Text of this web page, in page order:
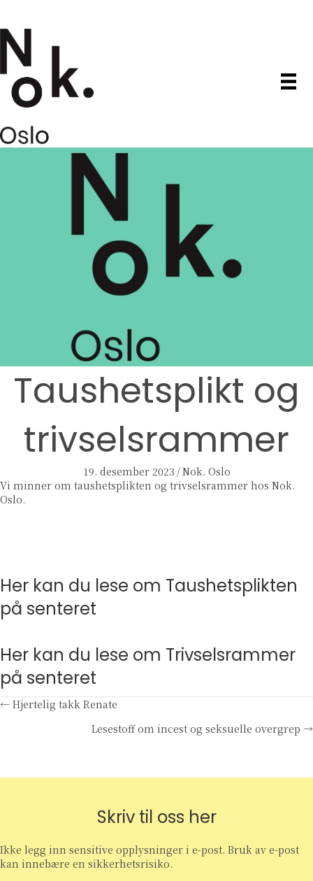
Taushetsplikt og
trivselsrammer
19. desember 2023 /Nok. Oslo
Vi minner om taushetsplikten og trivselsrammer hos Nok.
Oslo.
Her kan du lese om Taushetsplikten
på senteret
Her kan du lese om Trivselsrammer
på senteret
Posts
navigation
← Hjertelig takk Renate
Lesestoff om incest og seksuelle overgrep →
Skriv til oss her
Ikke legg inn sensitive opplysninger i e-post. Bruk av e-post
kan innebære en sikkerhetsrisiko.